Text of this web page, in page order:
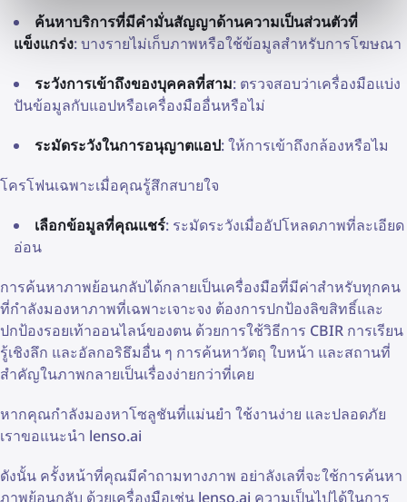
ค้นหาบริการที่มีคำมั่นสัญญาด้านความเป็นส่วนตัวที่
แข็งแกร่ง: บางรายไม่เก็บภาพหรือใช้ข้อมูลสำหรับการโฆษณา
ระวังการเข้าถึงของบุคคลที่สาม: ตรวจสอบว่าเครื่องมือแบ่ง
ปันข้อมูลกับแอปหรือเครื่องมืออื่นหรือไม่
ระมัดระวังในการอนุญาตแอป: ให้การเข้าถึงกล้องหรือไม
โครโฟนเฉพาะเมื่อคุณรู้สึกสบายใจ
เลือกข้อมูลที่คุณแชร์: ระมัดระวังเมื่ออัปโหลดภาพที่ละเอียด
อ่อน
การค้นหาภาพย้อนกลับได้กลายเป็นเครื่องมือที่มีค่าสำหรับทุกคน
ที่กำลังมองหาภาพที่เฉพาะเจาะจง ต้องการปกป้องลิขสิทธิ์และ
ปกป้องรอยเท้าออนไลน์ของตน ด้วยการใช้วิธีการ CBIR การเรียน
รู้เชิงลึก และอัลกอริธึมอื่น ๆ การค้นหาวัตถุ ใบหน้า และสถานที่
สำคัญในภาพกลายเป็นเรื่องง่ายกว่าที่เคย
หากคุณกำลังมองหาโซลูชันที่แม่นยำ ใช้งานง่าย และปลอดภัย
เราขอแนะนำ lenso.ai
ดังนั้น ครั้งหน้าที่คุณมีคำถามทางภาพ อย่าลังเลที่จะใช้การค้นหา
ภาพย้อนกลับ ด้วยเครื่องมือเช่น lenso.ai ความเป็นไปได้ในการ